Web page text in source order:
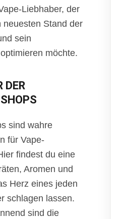
Liebhaber, der
neuesten Stand der
sein
möchte.
DER
sind wahre
für Vape-
findest du eine
Aromen und
Herz eines jeden
schlagen lassen.
sind die